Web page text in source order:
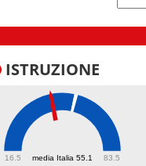
ISTRUZIONE
media Italia 55.1
16.5 83.5